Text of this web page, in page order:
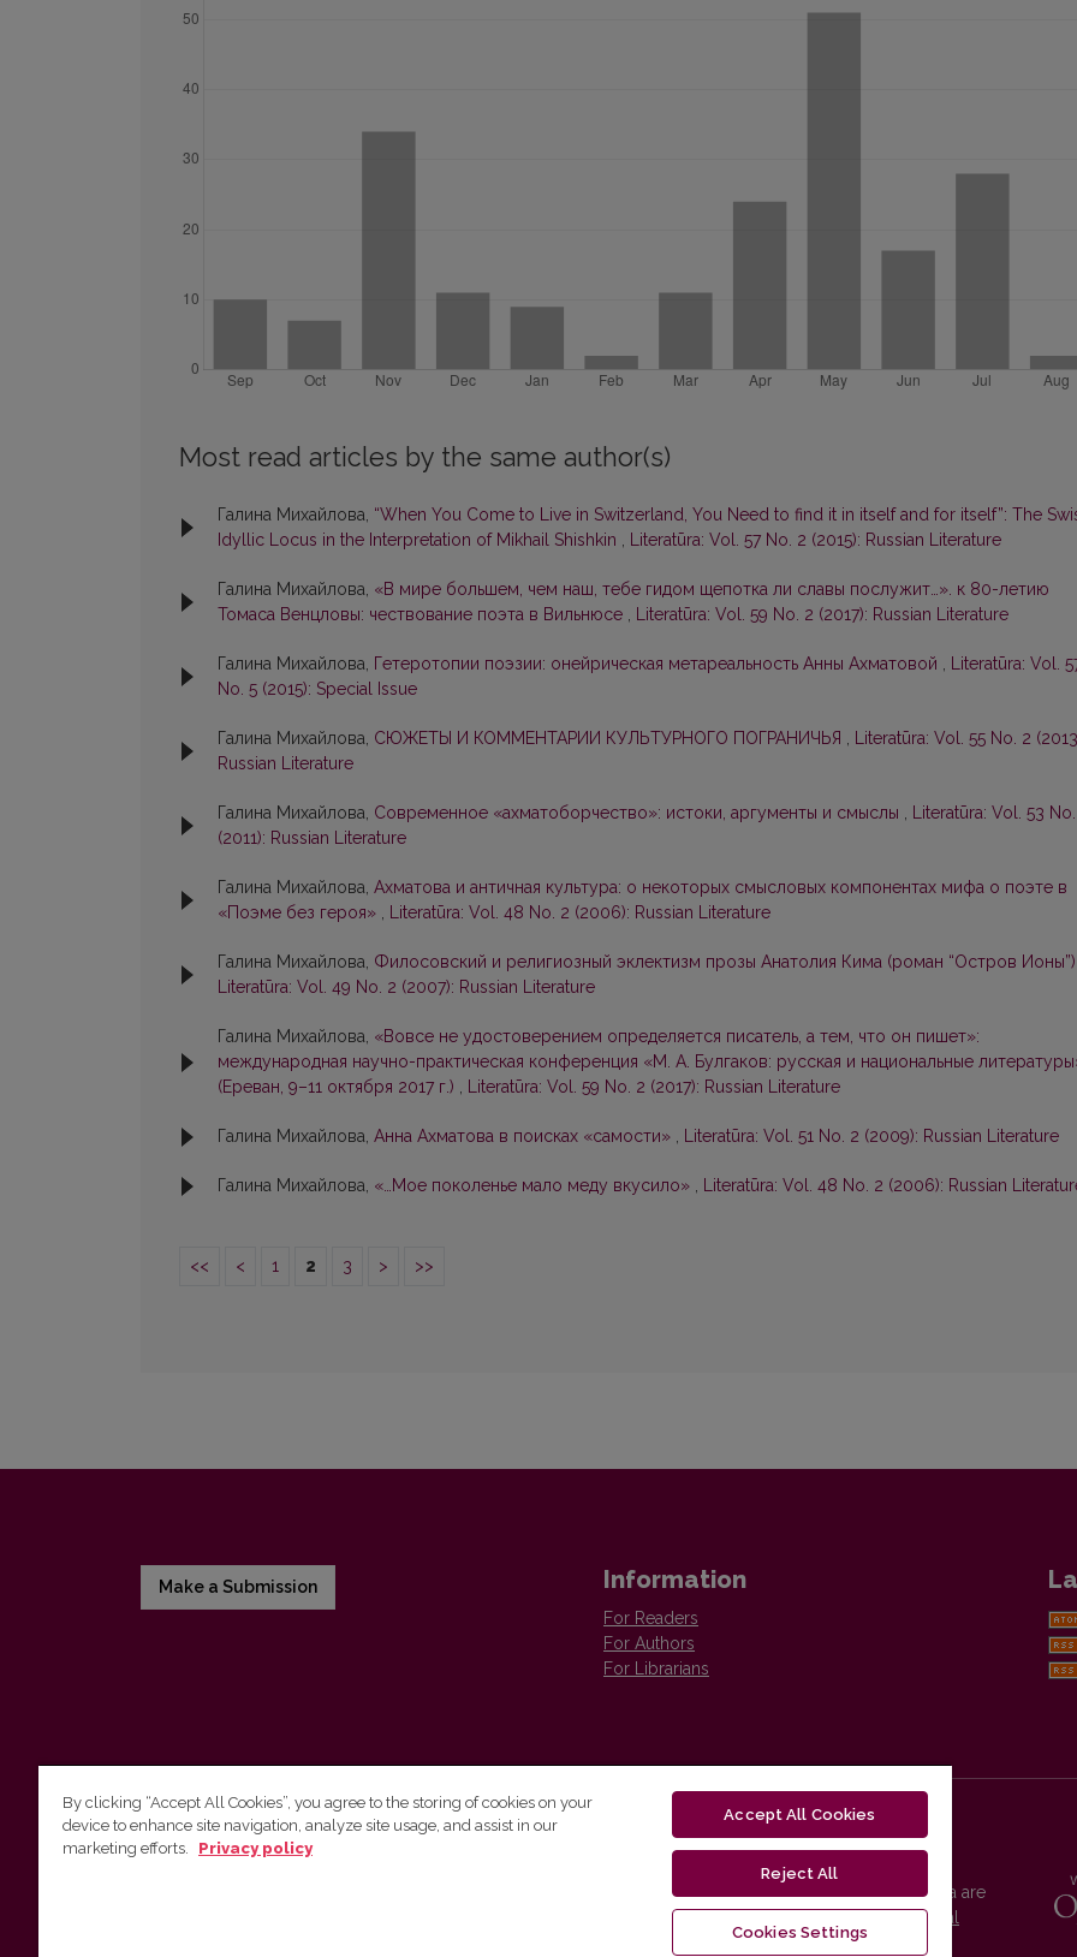
Most read articles by the same author(s)
Галина Михайлова, “When You Come to Live in Switzerland, You Need to find it in itself and for itself”: The
Idyllic Locus in the Interpretation of Mikhail Shishkin , Literatūra: Vol. 57 No. 2 (2015): Russian Literature
Галина Михайлова, «В мире большем, чем наш, тебе гидом щепотка ли славы послужит…». к 80-летию
Томаса Венцловы: чествование поэта в Вильнюсе , Literatūra: Vol. 59 No. 2 (2017): Russian Literature
Галина Михайлова, Гетеротопии поэзии: онейрическая метареальность Анны Ахматовой , Literatūra: Vol.
No. 5 (2015): Special Issue
Галина Михайлова, СЮЖЕТЫ И КОММЕНТАРИИ КУЛЬТУРНОГО ПОГРАНИЧЬЯ , Literatūra: Vol. 55 No. 2
Russian Literature
Галина Михайлова, Современное «ахматоборчество»: истоки, аргументы и смыслы , Literatūra: Vol. 53
(2011): Russian Literature
Галина Михайлова, Ахматова и античная культура: о некоторых смысловых компонентах мифа о поэте в
«Поэме без героя» , Literatūra: Vol. 48 No. 2 (2006): Russian Literature
Галина Михайлова, Филосовский и религиозный эклектизм прозы Анатолия Кима (роман “Остров Ионы”)
Literatūra: Vol. 49 No. 2 (2007): Russian Literature
Галина Михайлова, «Вовсе не удостоверением определяется писатель, а тем, что он пишет»:
международная научно-практическая конференция «М. А. Булгаков: русская и национальные
(Ереван, 9–11 октября 2017 г.) , Literatūra: Vol. 59 No. 2 (2017): Russian Literature
Галина Михайлова, Анна Ахматова в поисках «самости» , Literatūra: Vol. 51 No. 2 (2009): Russian Literature
Галина Михайлова, «…Мое поколенье мало меду вкусило» , Literatūra: Vol. 48 No. 2 (2006): Russian
<< < 1 2 3 > >>
Make a Submission Information
For Readers
For Authors
For Librarians
Vilnius University Press
Vilnius University Press platform and metadata are
distributed by
Creative Commons International
By clicking “Accept All Cookies”, you agree to the storing of cookies on your
device to enhance site navigation, analyze site usage, and assist in our
marketing efforts.
Privacy policy
Accept All Cookies
Reject All
Cookies Settings